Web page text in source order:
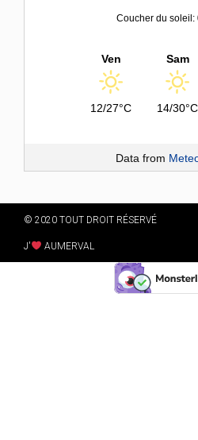
Coucher du soleil:
Ven
12/27°C
Sam
14/30°C
Data from
© 2020 TOUT DROIT RÉSERVÉ
J' AUMERVAL